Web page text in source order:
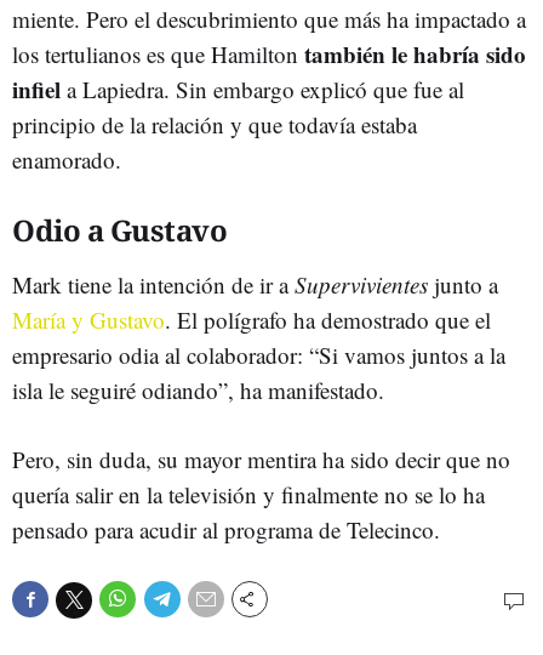
miente. Pero el descubrimiento que más ha impactado a
los tertulianos es que Hamilton también le habría sido
infiel a Lapiedra. Sin embargo explicó que fue al
principio de la relación y que todavía estaba
enamorado.
Odio a Gustavo
Mark tiene la intención de ir aSupervivientes junto a
María y Gustavo. El polígrafo ha demostrado que el
empresario odia al colaborador: “Si vamos juntos a la
isla le seguiré odiando”, ha manifestado.
Pero, sin duda, su mayor mentira ha sido decir que no
quería salir en la televisión y finalmente no se lo ha
pensado para acudir al programa de Telecinco.